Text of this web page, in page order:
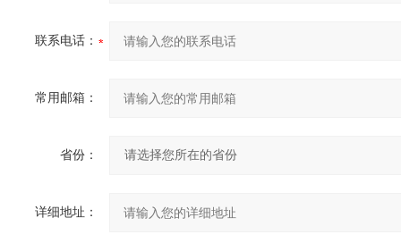
联系电话：
常用邮箱：
省份：
详细地址：